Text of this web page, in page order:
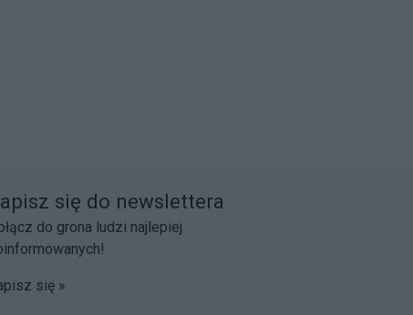
się do newslettera
do grona ludzi najlepiej
się »